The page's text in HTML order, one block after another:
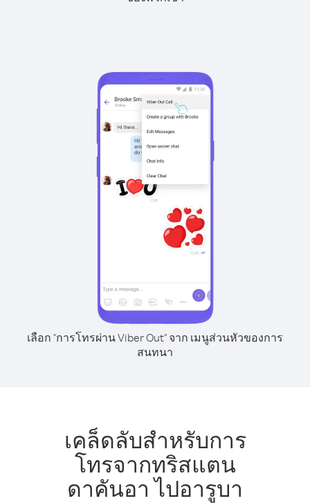
เลือก "การโทรผ่าน Viber Out" จาก เมนูส่วนหัวของการ
สนทนา
เคล็ดลับสำหรับการ
โทรจากทริสแตน
ดาคันอา ไปอารูบา